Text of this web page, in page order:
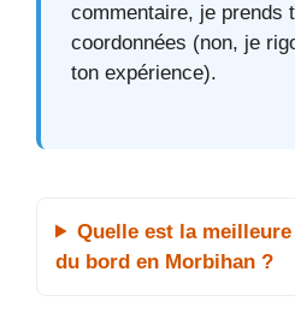
commentaire, je prends
coordonnées (non, je
ton expérience).
Quelle est la
du bord en Morbihan ?